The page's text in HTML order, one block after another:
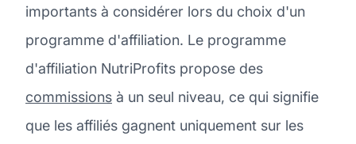
importants à considérer lors du choix d'un
programme d'affiliation. Le programme
d'affiliation NutriProfits propose des
commissions à un seul niveau, ce qui signifie
que les affiliés gagnent uniquement sur les